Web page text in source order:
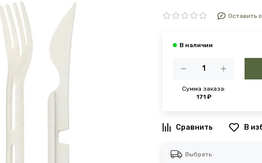
Оставить
Сумма заказа:
171 ₽
В
Выбрать